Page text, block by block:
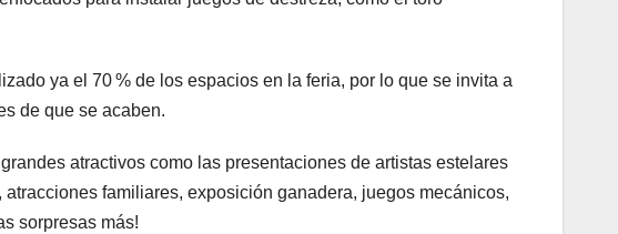
ya el 70 % de los espacios en la feria, por lo que se invita a
de que se acaben.
atractivos como las presentaciones de artistas estelares
familiares, exposición ganadera, juegos mecánicos,
sorpresas más!